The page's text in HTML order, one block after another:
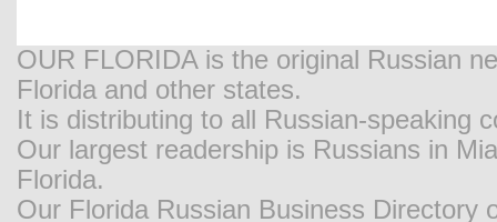
OUR FLORIDA is the original Russian
Florida and other states.
It is distributing to all Russian-speaking
Our largest readership is Russians in
Florida.
Our Florida Russian Business Directory